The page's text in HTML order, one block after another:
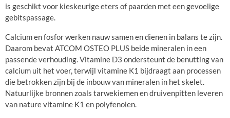
is geschikt voor kieskeurige eters of paarden met een gevoelige
gebitspassage.
Calcium en fosfor werken nauw samen en dienen in balans te zijn.
Daarom bevat ATCOM OSTEO PLUS beide mineralen in een
passende verhouding. Vitamine D3 ondersteunt de benutting van
calcium uit het voer, terwijl vitamine K1 bijdraagt aan processen
die betrokken zijn bij de inbouw van mineralen in het skelet.
Natuurlijke bronnen zoals tarwekiemen en druivenpitten leveren
van nature vitamine K1 en polyfenolen.